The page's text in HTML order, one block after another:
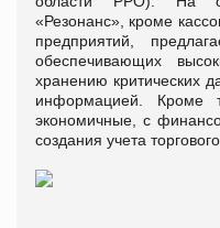
«Резонанс», кроме
предприятий,
обеспечивающих
хранению критических
информацией. Кроме
экономичные, с
создания учета